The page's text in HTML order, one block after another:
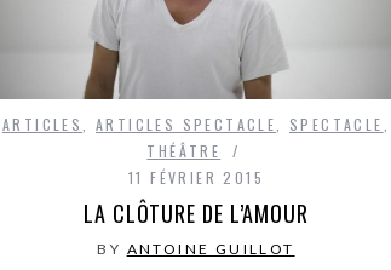
ARTICLES ARTICLES SPECTACLE SPECTACLE
THÉÂTRE
11 FÉVRIER 2015
LA CLÔTURE DE L’AMOUR
BY ANTOINE GUILLOT